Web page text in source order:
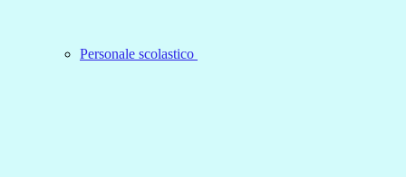
Personale scolastico